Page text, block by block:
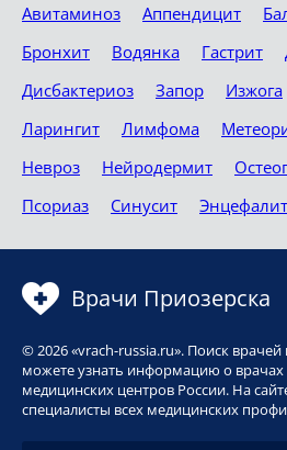
Авитаминоз Аппендицит
Бронхит
Водянка Гастрит
Дисбактериоз
Запор Изжога
Ларингит
Лимфома
Невроз
Нейродермит
Псориаз
Синусит Энцефалит
Врачи Приозерска
© 2026 «vrach-russia.ru». Поиск
можете узнать информацию о
медицинских центров России. На
специалисты всех медицинских